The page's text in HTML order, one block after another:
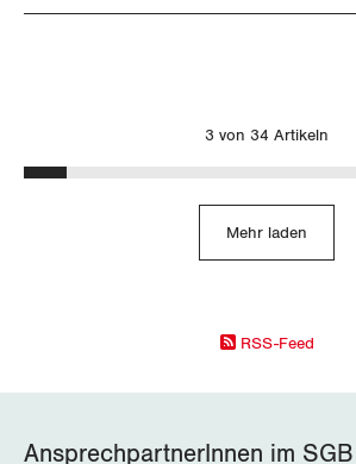
3 von 34 Artikeln
Mehr laden
RSS-Feed
AnsprechpartnerInnen im SGB